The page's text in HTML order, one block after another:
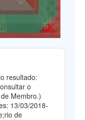
resultado:
o
Membro.)
13/03/2018-
de